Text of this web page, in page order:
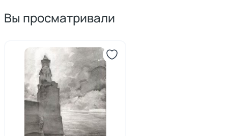
Вы просматривали